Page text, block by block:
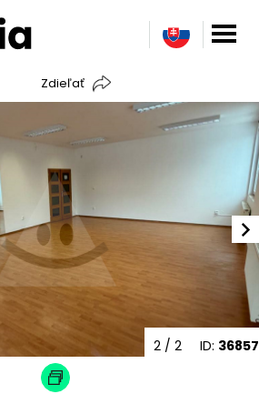
Zdieľať
ID: 36857
2 / 2